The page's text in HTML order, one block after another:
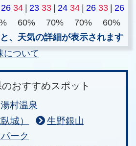
26 34 | 23 33 | 24 34 | 26 33 | 26
60% 70% 70%
60%
、天気の詳細が表示されます
について
おすすめスポット
湯村温泉
城）
生野銀山
ーク